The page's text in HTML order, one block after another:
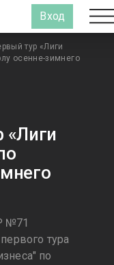
Вход
тур «Лиги
осенне-зимнего
«Лиги
№71
тура
по